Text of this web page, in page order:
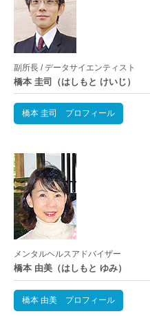
副所長 / データサイエンティスト
橋本 圭司（はしもと けいじ）
橋本 圭司 プロフィール
メンタルヘルスアドバイザー
橋本 由美（はしもと ゆみ）
橋本 由美 プロフィール